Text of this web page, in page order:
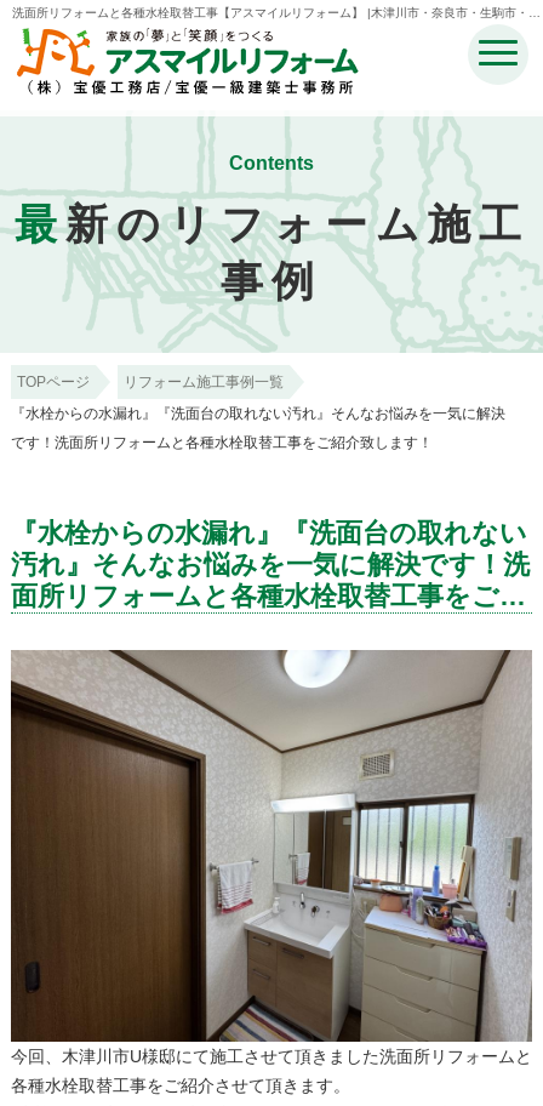
洗面所リフォームと各種水栓取替工事【アスマイルリフォーム】 |木津川市・奈良市・生駒市・精
華町・井手町のリフォームのことなら宝優工務店アスマイルリフォーム
Contents
最新のリフォーム施工
事例
TOPページ
リフォーム施工事例一覧
『水栓からの水漏れ』『洗面台の取れない汚れ』そんなお悩みを一気に解決
です！洗面所リフォームと各種水栓取替工事をご紹介致します！
『水栓からの水漏れ』『洗面台の取れない
汚れ』そんなお悩みを一気に解決です！洗
面所リフォームと各種水栓取替工事をご紹
今回、木津川市U様邸にて施工させて頂きました洗面所リフォームと
各種水栓取替工事をご紹介させて頂きます。